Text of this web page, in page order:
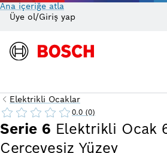
Ana içeriğe atla
Üye ol/Giriş yap
Elektrikli Ocaklar
Serie 6 Elektrikli Ocak
Çerçevesiz Yüzey
0.0 (0)